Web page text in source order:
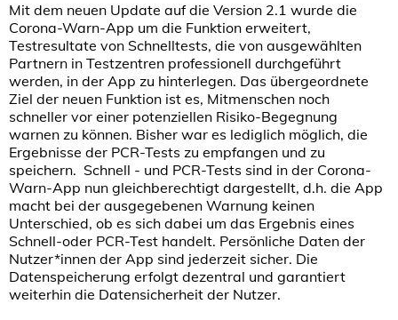
Mit dem neuen Update auf die Version 2.1 wurde die
Corona-Warn-App um die Funktion erweitert,
Testresultate von Schnelltests, die von ausgewählten
Partnern in Testzentren professionell durchgeführt
werden, in der App zu hinterlegen. Das übergeordnete
Ziel der neuen Funktion ist es, Mitmenschen noch
schneller vor einer potenziellen Risiko-Begegnung
warnen zu können. Bisher war es lediglich möglich, die
Ergebnisse der PCR-Tests zu empfangen und zu
speichern. Schnell - und PCR-Tests sind in der Corona-
Warn-App nun gleichberechtigt dargestellt, d.h. die App
macht bei der ausgegebenen Warnung keinen
Unterschied, ob es sich dabei um das Ergebnis eines
Schnell-oder PCR-Test handelt. Persönliche Daten der
Nutzer*innen der App sind jederzeit sicher. Die
Datenspeicherung erfolgt dezentral und garantiert
weiterhin die Datensicherheit der Nutzer.